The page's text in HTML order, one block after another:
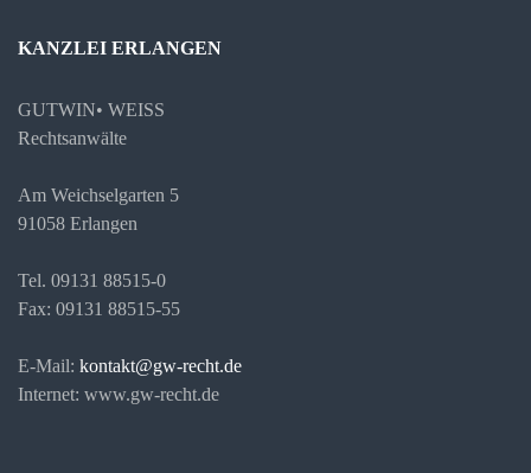
KANZLEI ERLANGEN
GUTWIN• WEISS
Rechtsanwälte
Am Weichselgarten 5
91058 Erlangen
Tel. 09131 88515-0
Fax: 09131 88515-55
E-Mail: kontakt@gw-recht.de
Internet: www.gw-recht.de